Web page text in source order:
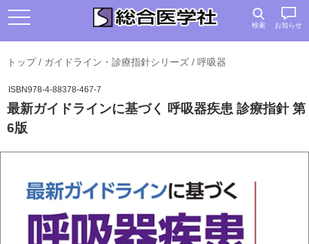
検索 お知らせ
トップ/ ガイドライン・診療指針シリーズ / 呼吸器
ISBN978-4-88378-467-7
最新ガイドラインに基づく 呼吸器疾患 診療指針 第
6版